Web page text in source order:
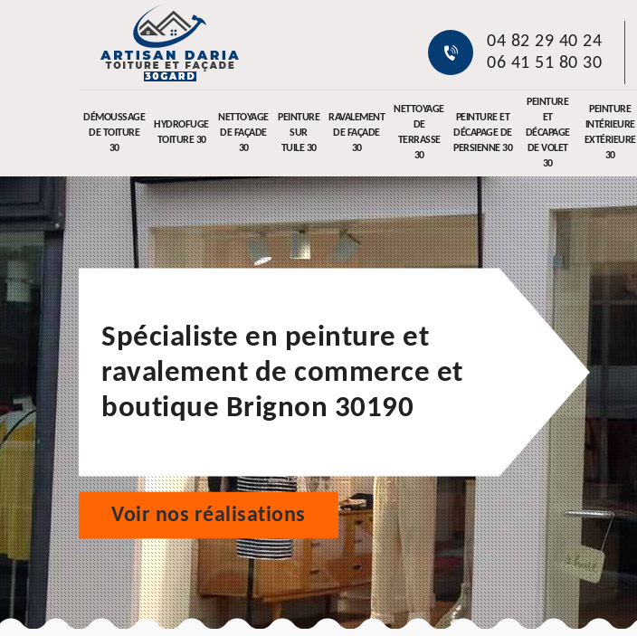
04 82 29 40 24
06 41 51 80 30
DÉMOUSSAGE
DE TOITURE
30
HYDROFUGE
TOITURE 30
NETTOYAGE
DE FAÇADE
30
PEINTURE
SUR
TUILE 30
RAVALEMENT
DE FAÇADE
30
NETTOYAGE
DE
TERRASSE
30
PEINTURE ET
DÉCAPAGE DE
PERSIENNE 30
PEINTURE
ET
DÉCAPAGE
DE VOLET
30
PEINTURE
INTÉRIEURE
EXTÉRIEURE
30
Spécialiste en peinture et
ravalement de commerce et
boutique Brignon 30190
Voir nos réalisations